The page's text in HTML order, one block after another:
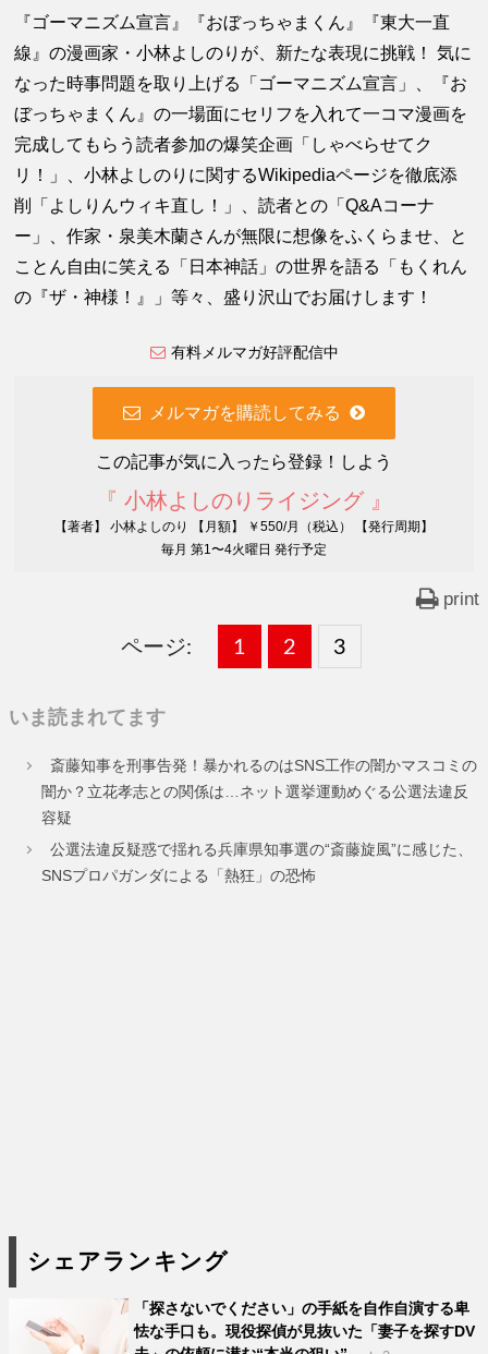
『ゴーマニズム宣言』『おぼっちゃまくん』『東大一直
線』の漫画家・小林よしのりが、新たな表現に挑戦！ 気に
なった時事問題を取り上げる「ゴーマニズム宣言」、『お
ぼっちゃまくん』の一場面にセリフを入れて一コマ漫画を
完成してもらう読者参加の爆笑企画「しゃべらせてク
リ！」、小林よしのりに関するWikipediaページを徹底添
削「よしりんウィキ直し！」、読者との「Q&Aコーナ
ー」、作家・泉美木蘭さんが無限に想像をふくらませ、と
ことん自由に笑える「日本神話」の世界を語る「もくれん
の『ザ・神様！』」等々、盛り沢山でお届けします！
有料メルマガ好評配信中
メルマガを購読してみる
この記事が気に入ったら登録！しよう
『 小林よしのりライジング 』
【著者】 小林よしのり 【月額】 ￥550/月（税込） 【発行周期】
毎月 第1〜4火曜日 発行予定
print
ページ:
固
ー
1 ,
固
ー
2 ,
固
ー
3
いま読まれてます
斎藤知事を刑事告発！暴かれるのはSNS工作の闇かマスコミの
闇か？立花孝志との関係は…ネット選挙運動めぐる公選法違反
容疑
公選法違反疑惑で揺れる兵庫県知事選の“斎藤旋風”に感じた、
SNSプロパガンダによる「熱狂」の恐怖
シェアランキング
「探さないでください」の手紙を自作自演する卑
怯な手口も。現役探偵が見抜いた「妻子を探すDV